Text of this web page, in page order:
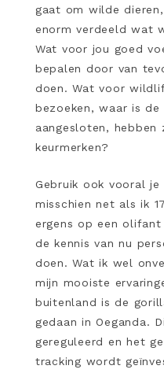
gaat om wilde
enorm verdeeld wat
Wat voor jou goed
bepalen door van
doen. Wat voor
bezoeken, waar is de
aangesloten, hebben
keurmerken?
Gebruik ook vooral
misschien net als ik
ergens op een
de kennis van nu
doen. Wat ik wel
mijn mooiste
buitenland is de
gedaan in Oeganda.
gereguleerd en het
tracking wordt